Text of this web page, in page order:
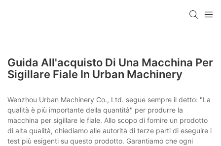
Guida All'acquisto Di Una Macchina Per
Sigillare Fiale In Urban Machinery
Wenzhou Urban Machinery Co., Ltd. segue sempre il detto: "La
qualità è più importante della quantità" per produrre la
macchina per sigillare le fiale. Allo scopo di fornire un prodotto
di alta qualità, chiediamo alle autorità di terze parti di eseguire i
test più esigenti su questo prodotto. Garantiamo che ogni